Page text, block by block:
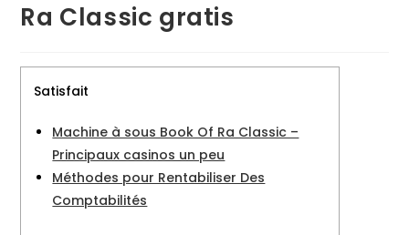
Ra Classic gratis
Satisfait
Machine à sous Book Of Ra Classic –
Principaux casinos un peu
Méthodes pour Rentabiliser Des
Comptabilités